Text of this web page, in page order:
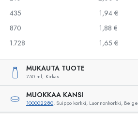
435
1,94 €
870
1,88 €
1.728
1,65 €
MUKAUTA TUOTE
750 ml, Kirkas
MUOKKAA KANSI
100002280, Suippo korkki, Luonnonkorkki, Beige